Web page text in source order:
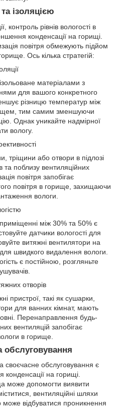
ізоляцією
контроль рівнів вологості в
конденсації на горищі.
повітря обмежують підйом
Ось кілька стратегій:
матеріалами з
для вашого конкретного
різницю температур між
тим самим зменшуючи
Однак уникайте надмірної
вологу.
тріщини або отвори в підлозі
та поблизу вентиляційних
повітря запобігає
повітря в горище, захищаючи
вологи.
приміщенні між 30% та 50% є
датчики вологості для
витяжні вентилятори на
швидкого видалення вологи.
є постійною, розгляньте
отворів
пристрої, такі як сушарки,
для ванних кімнат, мають
Перенаправлення будь-
вентиляцій запобігає
в горище.
обслуговування
своєчасне обслуговування є
конденсації на горищі.
може допомогти виявити
вентиляційні шляхи
може відбуватися проникнення